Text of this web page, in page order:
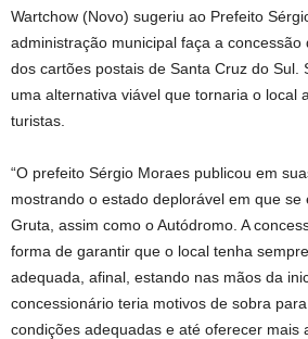
Wartchow (Novo) sugeriu ao Prefeito
administração municipal faça a
dos cartões postais de Santa Cruz do Sul.
uma alternativa viável que tornaria o local
turistas.
“O prefeito Sérgio Moraes publicou em
mostrando o estado deplorável em que se
Gruta, assim como o Autódromo. A
forma de garantir que o local tenha
adequada, afinal, estando nas mãos da
concessionário teria motivos de sobra
condições adequadas e até oferecer mais